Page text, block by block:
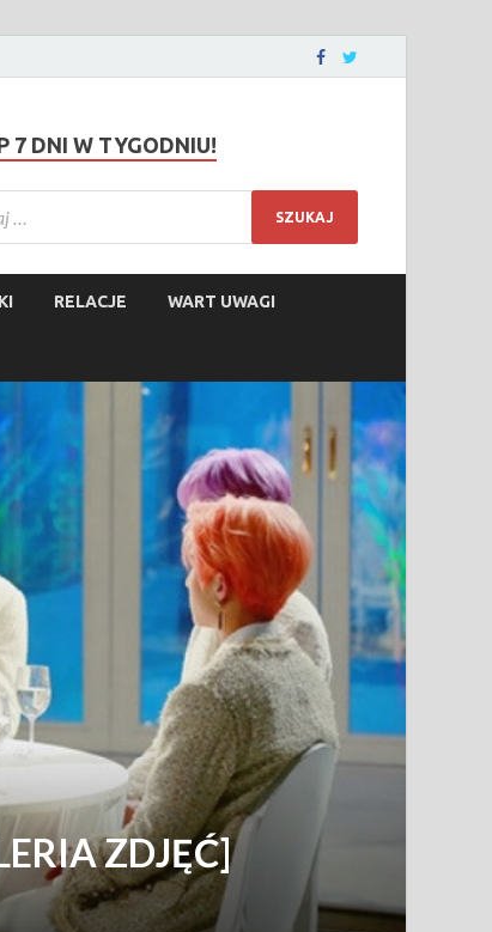
7 DNI W TYGODNIU!
RELACJE WART UWAGI
ZDJĘĆ]